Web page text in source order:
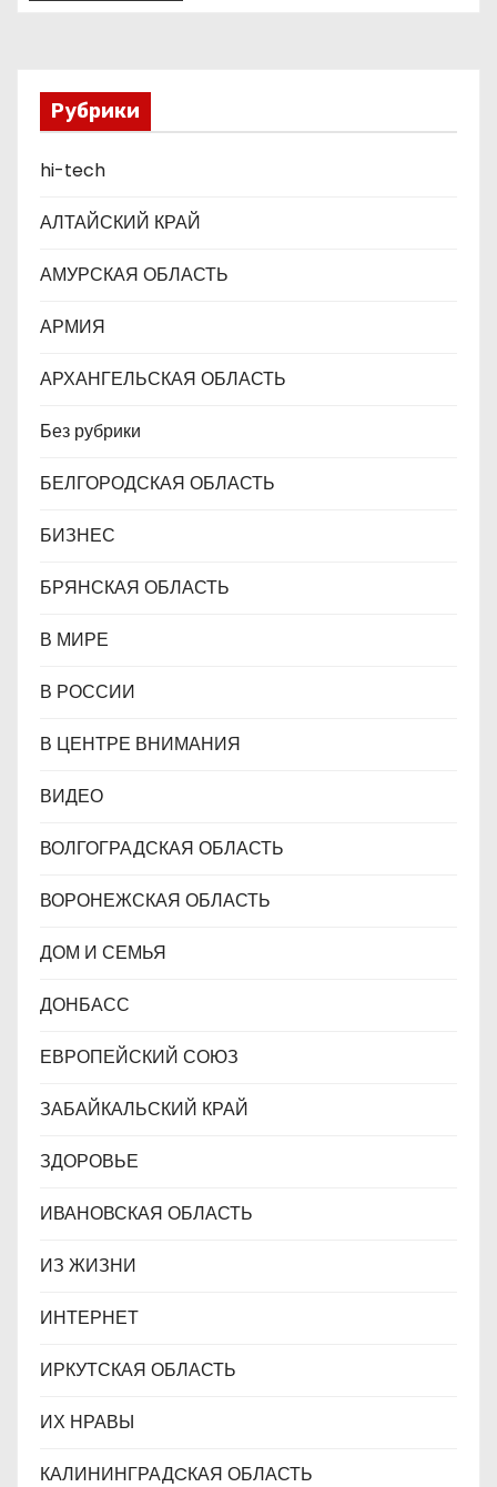
з
а
п
и
с
я
м
Рубрики
hi-tech
АЛТАЙСКИЙ КРАЙ
АМУРСКАЯ ОБЛАСТЬ
АРМИЯ
АРХАНГЕЛЬСКАЯ ОБЛАСТЬ
Без рубрики
БЕЛГОРОДСКАЯ ОБЛАСТЬ
БИЗНЕС
БРЯНСКАЯ ОБЛАСТЬ
В МИРЕ
В РОССИИ
В ЦЕНТРЕ ВНИМАНИЯ
ВИДЕО
ВОЛГОГРАДСКАЯ ОБЛАСТЬ
ВОРОНЕЖСКАЯ ОБЛАСТЬ
ДОМ И СЕМЬЯ
ДОНБАСС
ЕВРОПЕЙСКИЙ СОЮЗ
ЗАБАЙКАЛЬСКИЙ КРАЙ
ЗДОРОВЬЕ
ИВАНОВСКАЯ ОБЛАСТЬ
ИЗ ЖИЗНИ
ИНТЕРНЕТ
ИРКУТСКАЯ ОБЛАСТЬ
ИХ НРАВЫ
КАЛИНИНГРАДCКАЯ ОБЛАСТЬ